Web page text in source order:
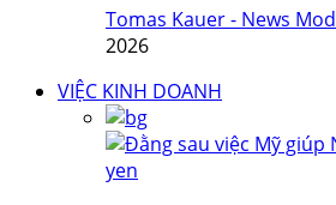
Tomas Kauer - News
2026
VIỆC KINH DOANH